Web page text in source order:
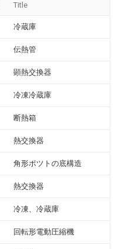
Title
冷蔵庫
伝熱管
顕熱交換器
冷凍冷蔵庫
断熱箱
熱交換器
角形ポツトの底構造
熱交換器
冷凍、冷蔵庫
回転形電動圧縮機